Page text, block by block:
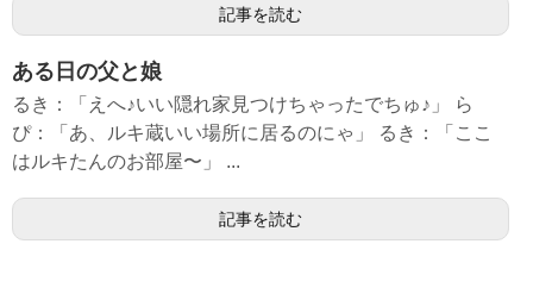
記事を読む
ある日の父と娘
るき：「えへ♪いい隠れ家見つけちゃったでちゅ♪」 ら
ぴ：「あ、ルキ蔵いい場所に居るのにゃ」 るき：「ここ
はルキたんのお部屋〜」 ...
記事を読む